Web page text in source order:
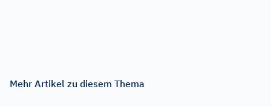
Mehr Artikel zu diesem Thema